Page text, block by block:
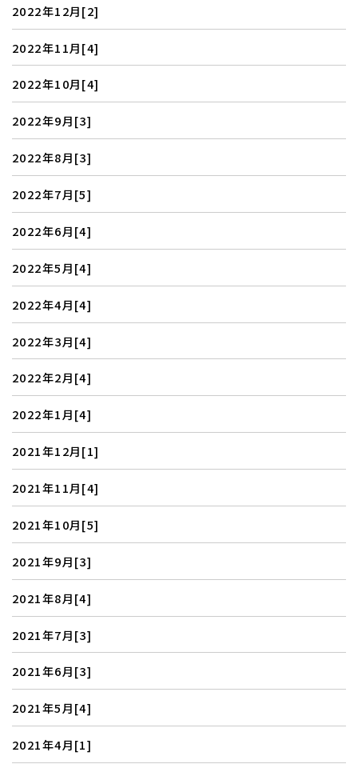
2022年12月[2]
2022年11月[4]
2022年10月[4]
2022年9月[3]
2022年8月[3]
2022年7月[5]
2022年6月[4]
2022年5月[4]
2022年4月[4]
2022年3月[4]
2022年2月[4]
2022年1月[4]
2021年12月[1]
2021年11月[4]
2021年10月[5]
2021年9月[3]
2021年8月[4]
2021年7月[3]
2021年6月[3]
2021年5月[4]
2021年4月[1]
設計士に直接相談できる
無料相談会開催中！